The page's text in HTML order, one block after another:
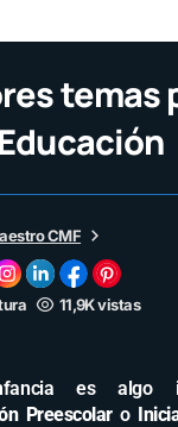
temas
CMF
11,9K vistas
es algo
Preescolaro